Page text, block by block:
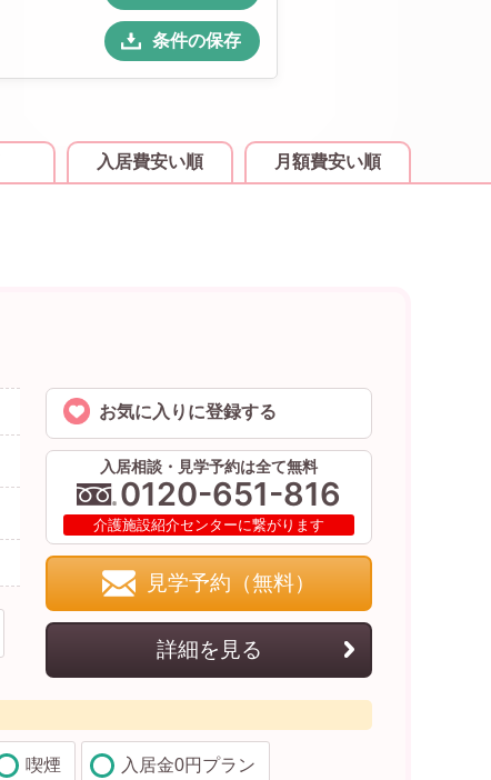
条件の保存
入居費安い順 月額費安い順
喫煙 入居金0円プラン
お気に入りに登録する
入居相談・見学予約は全て無料
0120-651-816
介護施設紹介センターに繋がります
見学予約（無料）
詳細を見る